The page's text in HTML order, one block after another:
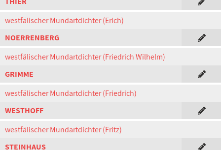
westfälischer Mundartdichter (Erich)
NOERRENBERG
westfälischer Mundartdichter (Friedrich Wilhelm)
GRIMME
westfälischer Mundartdichter (Friedrich)
WESTHOFF
westfälischer Mundartdichter (Fritz)
STEINHAUS